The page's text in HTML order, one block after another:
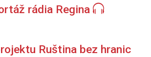
rádia Regina
Ruština bez hranic